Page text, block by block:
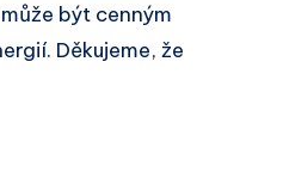
být cenným
Děkujeme, že